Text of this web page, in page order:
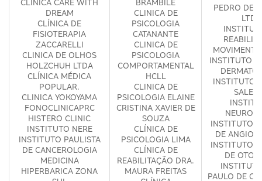
CLÍNICA CARE WITH
DREAM
CLÍNICA DE
FISIOTERAPIA
ZACCARELLI
CLINICA DE OLHOS
HOLZCHUH LTDA
CLÍNICA MÉDICA
POPULAR.
CLINICA YOKOYAMA
FONOCLINICAPRC
HISTERO CLINIC
INSTITUTO NERE
INSTITUTO PAULISTA
DE CANCEROLOGIA
MEDICINA
HIPERBARICA ZONA
BRAMBILE
CLINICA DE
PSICOLOGIA
CATANANTE
CLINICA DE
PSICOLOGIA
COMPORTAMENTAL
HCLL
CLINICA DE
PSICOLOGIA ELAINE
CRISTINA XAVIER DE
SOUZA
CLÍNICA DE
PSICOLOGIA LIMA
CLÍNICA DE
REABILITAÇÃO DRA.
MAURA FREITAS
PEDRO DE
LTDA
INSTITUTO
INSTITUTO
INSTITUTO
DE
INSTITUTO
DE
PAULO DE